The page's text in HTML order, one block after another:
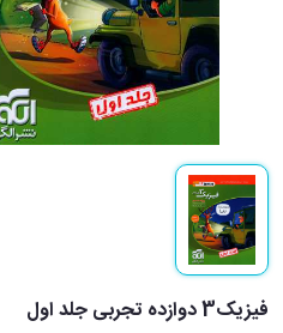
فیزیک3 دوازده تجربی جلد اول